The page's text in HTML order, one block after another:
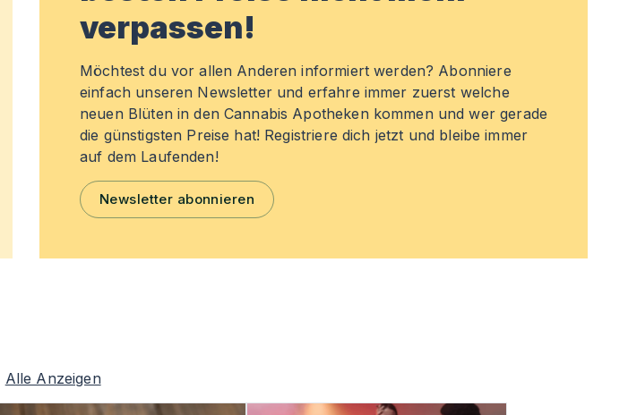
verpassen!
Möchtest du vor allen Anderen informiert werden? Abonniere
einfach unseren Newsletter und erfahre immer zuerst welche
neuen Blüten in den Cannabis Apotheken kommen und wer gerade
die günstigsten Preise hat! Registriere dich jetzt und bleibe immer
auf dem Laufenden!
Newsletter abonnieren
Alle Anzeigen